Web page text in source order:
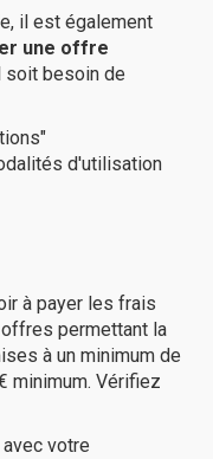
il est également
une offre
soit besoin de
d'utilisation
à payer les frais
permettant la
à un minimum de
minimum. Vérifiez
votre